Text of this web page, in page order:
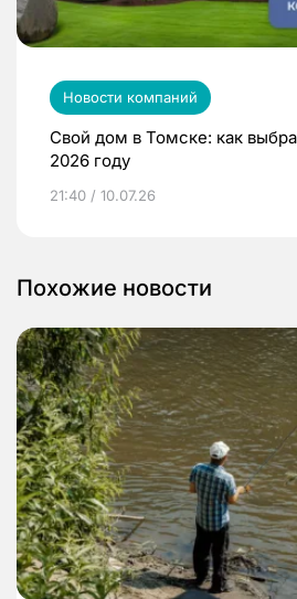
Новости компаний
Свой дом в Томске: как
2026 году
21:40 / 10.07.26
Похожие новости